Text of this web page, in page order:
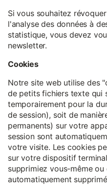
Si vous souhaitez
l'analyse des données à
statistique, vous devez
newsletter.
Cookies
Notre site web utilise des
de petits fichiers texte qui
temporairement pour la
de session), soit de
permanents) sur votre
session sont
votre visite. Les cookies
sur votre dispositif
supprimiez vous-même ou
automatiquement